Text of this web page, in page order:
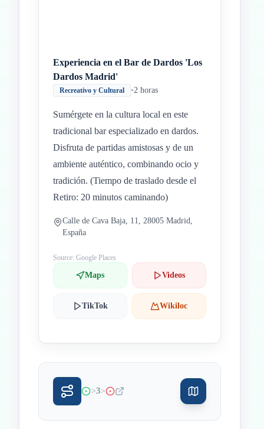
Experiencia en el Bar de Dardos 'Los
Dardos Madrid'
Recreativo y Cultural •2 horas
Sumérgete en la cultura local en este
tradicional bar especializado en dardos.
Disfruta de partidas amistosas y de un
ambiente auténtico, combinando ocio y
tradición. (Tiempo de traslado desde el
Retiro: 20 minutos caminando)
Calle de Cava Baja, 11, 28005 Madrid,
España
Source: Google Places
Maps Videos
TikTok Wikiloc
>3>